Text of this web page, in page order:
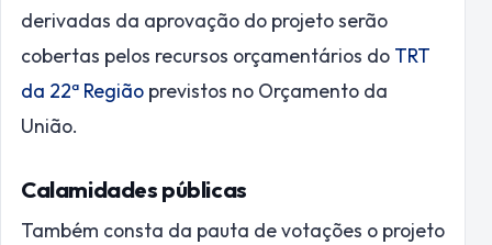
derivadas da aprovação do projeto serão
cobertas pelos recursos orçamentários do TRT
da 22ª Região previstos no Orçamento da
União.
Calamidades públicas
Também consta da pauta de votações o projeto